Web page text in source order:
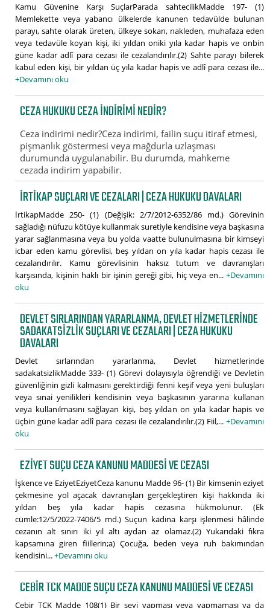
Kamu Güvenine Karşı SuçlarParada sahtecilikMadde 197- (1)
Memlekette veya yabancı ülkelerde kanunen tedavülde bulunan
parayı, sahte olarak üreten, ülkeye sokan, nakleden, muhafaza eden
veya tedavüle koyan kişi, iki yıldan oniki yıla kadar hapis ve onbin
güne kadar adlî para cezası ile cezalandırılır.(2) Sahte parayı bilerek
kabul eden kişi, bir yıldan üç yıla kadar hapis ve adlî para cezası ile...
+Devamını oku
CEZA HUKUKU CEZA INDIRIMI NEDIR?
Ceza indirimi nedir?Ceza indirimi, failin suçu itiraf etmesi,
pişmanlık göstermesi veya mağdurla uzlaşması
durumunda uygulanabilir. Bu durumda, mahkeme
cezada indirim yapabilir.
İRTIKAP SUÇLARI VE CEZALARI | CEZA HUKUKU DAVALARI
İrtikapMadde 250- (1) (Değişik: 2/7/2012-6352/86 md.) Görevinin
sağladığı nüfuzu kötüye kullanmak suretiyle kendisine veya başkasına
yarar sağlanmasına veya bu yolda vaatte bulunulmasına bir kimseyi
icbar eden kamu görevlisi, beş yıldan on yıla kadar hapis cezası ile
cezalandırılır. Kamu görevlisinin haksız tutum ve davranışları
karşısında, kişinin haklı bir işinin gereği gibi, hiç veya en... +Devamını
oku
DEVLET SIRLARINDAN YARARLANMA, DEVLET HIZMETLERINDE
SADAKATSIZLIK SUÇLARI VE CEZALARI | CEZA HUKUKU
DAVALARI
Devlet sırlarından yararlanma, Devlet hizmetlerinde
sadakatsizlikMadde 333- (1) Görevi dolayısıyla öğrendiği ve Devletin
güvenliğinin gizli kalmasını gerektirdiği fenni keşif veya yeni buluşları
veya sınai yenilikleri kendisinin veya başkasının yararına kullanan
veya kullanılmasını sağlayan kişi, beş yıldan on yıla kadar hapis ve
üçbin güne kadar adlî para cezası ile cezalandırılır.(2) Fiil,... +Devamını
oku
EZIYET SUÇU CEZA KANUNU MADDESI VE CEZASI
İşkence ve EziyetEziyetCeza kanunu Madde 96- (1) Bir kimsenin eziyet
çekmesine yol açacak davranışları gerçekleştiren kişi hakkında iki
yıldan beş yıla kadar hapis cezasına hükmolunur. (Ek
cümle:12/5/2022-7406/5 md.) Suçun kadına karşı işlenmesi hâlinde
cezanın alt sınırı iki yıl altı aydan az olamaz.(2) Yukarıdaki fıkra
kapsamına giren fiillerin;a) Çocuğa, beden veya ruh bakımından
kendisini...+Devamını oku
CEBIR TCK MADDE SUÇU CEZA KANUNU MADDESI VE CEZASI
Cebir TCK Madde 108(1) Bir şeyi yapması veya yapmaması ya da